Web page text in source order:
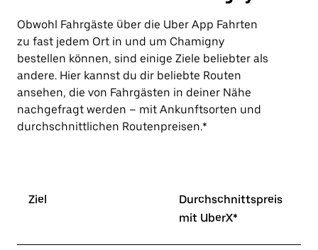
Obwohl Fahrgäste über die Uber App Fahrten
zu fast jedem Ort in und um Chamigny
bestellen können, sind einige Ziele beliebter als
andere. Hier kannst du dir beliebte Routen
ansehen, die von Fahrgästen in deiner Nähe
nachgefragt werden – mit Ankunftsorten und
durchschnittlichen Routenpreisen.*
Ziel
Durchschnittspreis
mit UberX*